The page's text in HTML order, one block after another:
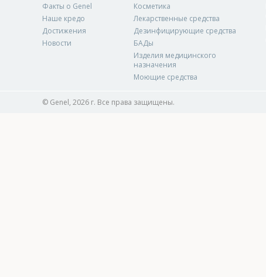
Факты о Genel
Наше кредо
Достижения
Новости
Косметика
Лекарственные средства
Дезинфицирующие средства
БАДы
Изделия медицинского
назначения
Моющие средства
© Genel, 2026 г. Все права защищены.